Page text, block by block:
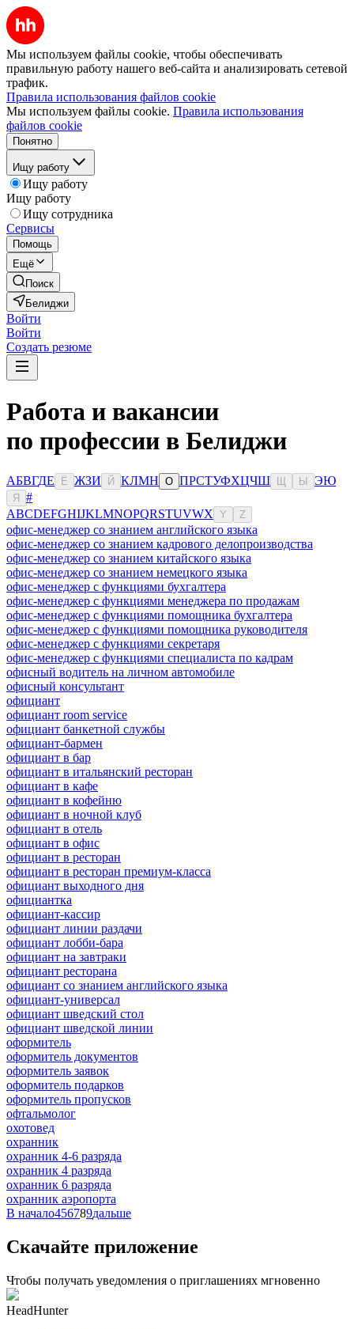
Мы используем файлы cookie, чтобы обеспечивать
правильную работу нашего веб-сайта и анализировать сетевой
трафик.
Правила использования файлов cookie
Мы используем файлы cookie. Правила использования
файлов cookie
Понятно
Ищу работу
Ищу работу
Ищу работу
Ищу сотрудника
Сервисы
Помощь
Ещё
Поиск
Белиджи
Войти
Войти
Создать резюме
Работа и вакансии
по профессии в Белиджи
АБВГДЕ Ё ЖЗИ Й КЛМН О ПРСТУФХЦЧШ Ы ЭЮ
Я
#
ABCDEFGHIJKLMNOPQRSTUVWX Y Z
офис-менеджер со знанием английского языка
офис-менеджер со знанием кадрового делопроизводства
офис-менеджер со знанием китайского языка
офис-менеджер со знанием немецкого языка
офис-менеджер с функциями бухгалтера
офис-менеджер с функциями менеджера по продажам
офис-менеджер с функциями помощника бухгалтера
офис-менеджер с функциями помощника руководителя
офис-менеджер с функциями секретаря
офис-менеджер с функциями специалиста по кадрам
офисный водитель на личном автомобиле
офисный консультант
официант
официант room service
официант банкетной службы
официант-бармен
официант в бар
официант в итальянский ресторан
официант в кафе
официант в кофейню
официант в ночной клуб
официант в отель
официант в офис
официант в ресторан
официант в ресторан премиум-класса
официант выходного дня
официантка
официант-кассир
официант линии раздачи
официант лобби-бара
официант на завтраки
официант ресторана
официант со знанием английского языка
официант-универсал
официант шведский стол
официант шведской линии
оформитель
оформитель документов
оформитель заявок
оформитель подарков
оформитель пропусков
офтальмолог
охотовед
охранник
охранник 4-6 разряда
охранник 4 разряда
охранник 6 разряда
охранник аэропорта
В начало456789дальше
Скачайте приложение
Чтобы получать уведомления о приглашениях мгновенно
HeadHunter